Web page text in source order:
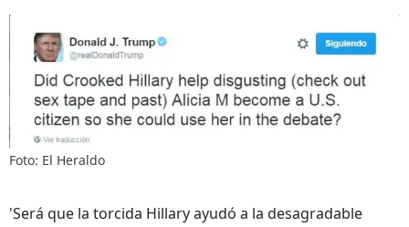
Foto: El Heraldo
'Será que la torcida Hillary ayudó a la desagradable